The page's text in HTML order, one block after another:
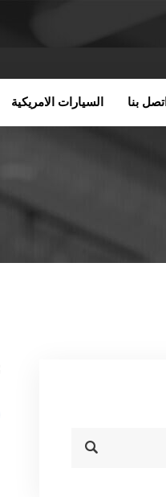
اتصل بنا السيارات الامريكية